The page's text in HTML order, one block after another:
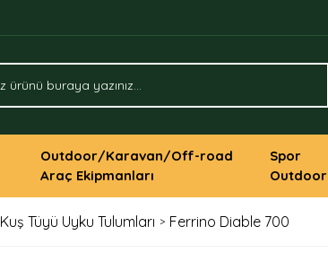
Outdoor/Karavan/Off-road
Araç Ekipmanları
Spor
Outdoor
Kuş Tüyü Uyku Tulumları Ferrino Diable 700